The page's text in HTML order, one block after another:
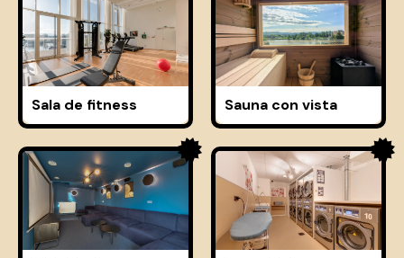
Sala de fitness Sauna con vista